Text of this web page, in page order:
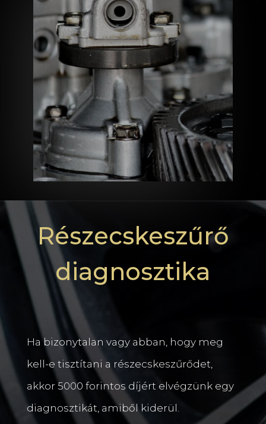
Részecskeszűrő
diagnosztika
Ha bizonytalan vagy abban, hogy meg
kell-e tisztítani a részecskeszűrődet,
akkor 5000 forintos díjért elvégzünk egy
diagnosztikát, amiből kiderül.